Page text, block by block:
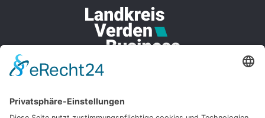
Rechtliches
Impressum